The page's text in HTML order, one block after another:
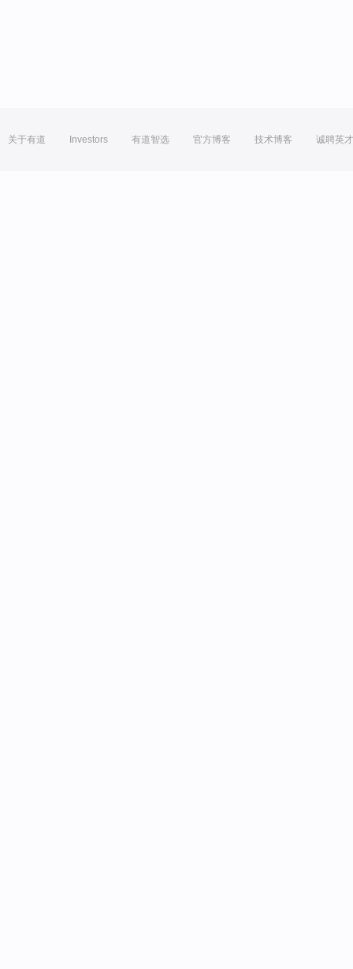
关于有道 Investors 有道智选 官方博客 技术博客 诚聘英才